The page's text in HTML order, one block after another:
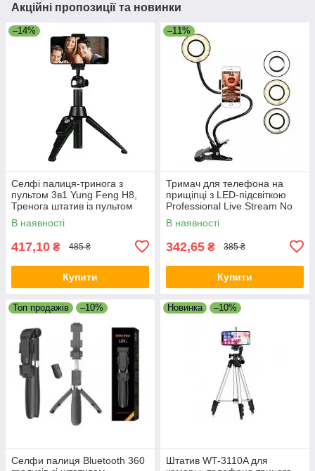
Акційні пропозиції та новинки
–14%
Селфі палиця-тринога з
пультом 3в1 Yung Feng H8,
Тренога штатив із пультом
В наявності
417,10 ₴ 485 ₴
Купити
–11%
Тримач для телефона на
прищіпці з LED-підсвіткою
Professional Live Stream No
Е38 Чорний, гібкий тримач
В наявності
342,65 ₴ 385 ₴
Купити
Топ продажів –10%
Селфи палиця Bluetooth 360
Новинка –10%
Штатив WT-3110A для